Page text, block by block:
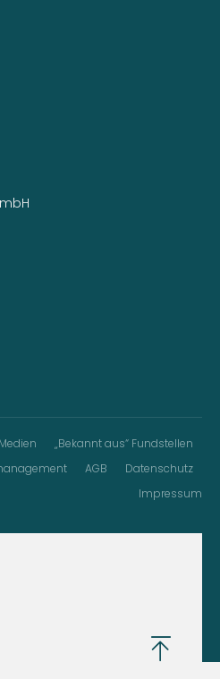
„Bekannt aus“ Fundstellen
AGB
Datenschutz
Impressum